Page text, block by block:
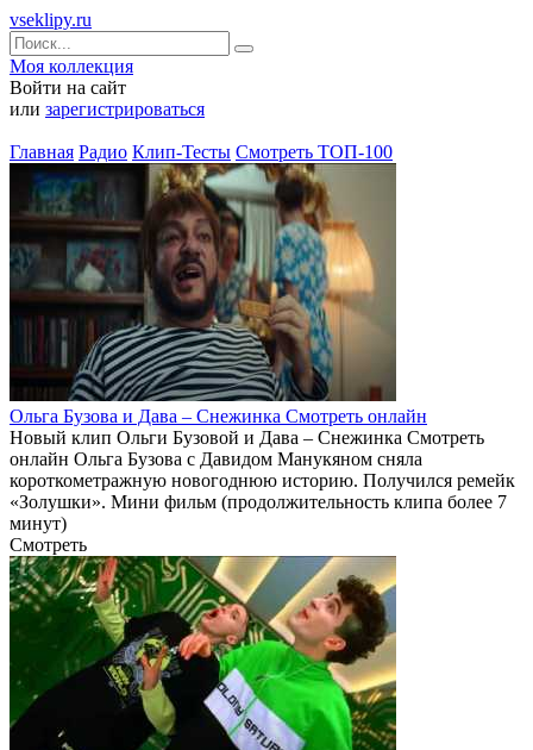
vseklipy.ru
Моя коллекция
Войти на сайт
или зарегистрироваться
Главная Радио Клип-Тесты Смотреть ТОП-100
Ольга Бузова и Дава – Снежинка Смотреть онлайн
Новый клип Ольги Бузовой и Дава – Снежинка Смотреть
онлайн Ольга Бузова с Давидом Манукяном сняла
короткометражную новогоднюю историю. Получился ремейк
«Золушки». Мини фильм (продолжительность клипа более 7
минут)
Смотреть